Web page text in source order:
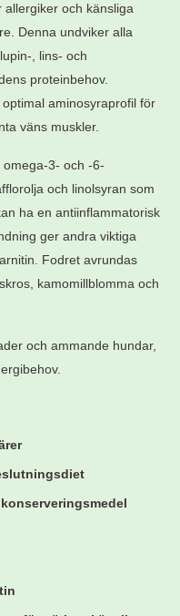
och känsliga
Denna undviker alla
, lins- och
proteinbehov.
aminosyraprofil för
väns muskler.
3- och -6-
och linolsyran som
ha en antiinflammatorisk
ger andra viktiga
Fodret avrundas
kamomillblomma och
och ammande hundar,